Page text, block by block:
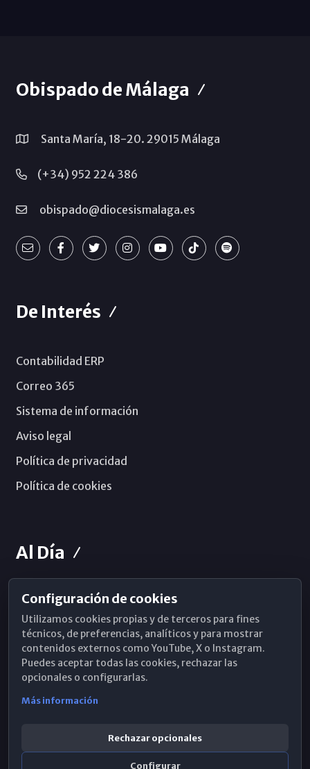
Obispado de Málaga
Santa María, 18-20. 29015 Málaga
(+34) 952 224 386
obispado@diocesismalaga.es
De Interés
Contabilidad ERP
Correo 365
Sistema de información
Aviso legal
Política de privacidad
Política de cookies
Al Día
Horarios de Misa
Hemeroteca
WhatsApp
Configuración de cookies
Utilizamos cookies propias y de terceros para fines
técnicos, de preferencias, analíticos y para mostrar
contenidos externos como YouTube, X o Instagram.
Puedes aceptar todas las cookies, rechazar las
opcionales o configurarlas.
Más información
Rechazar opcionales
Configurar